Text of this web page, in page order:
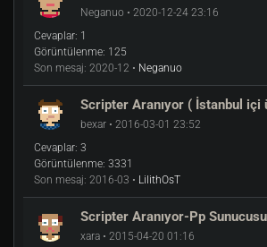
Neganuo • 2020-12-24 23:16
Cevaplar: 1
Görüntülenme: 125
Son mesaj: 2020-12 • Neganuo
Scripter Aranıyor ( İstanbul içi
bexar • 2016-03-01 23:52
Cevaplar: 3
Görüntülenme: 3331
Son mesaj: 2016-03 • LilithOsT
Scripter Aranıyor-Pp
xara • 2015-04-20 01:16